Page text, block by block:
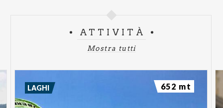
ATTIVITÀ
Mostra tutti
LAGHI 652 mt